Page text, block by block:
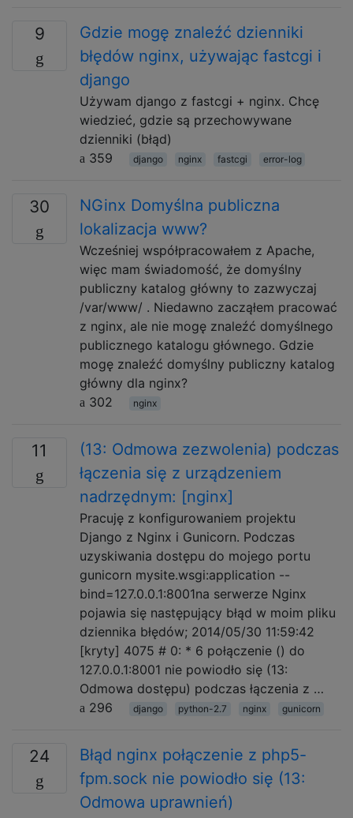
9
Gdzie mogę znaleźć dzienniki
błędów nginx, używając fastcgi i
django
Używam django z fastcgi + nginx. Chcę
wiedzieć, gdzie są przechowywane
dzienniki (błąd)
359
django nginx fastcgi error-log
30
NGinx Domyślna publiczna
lokalizacja www?
Wcześniej współpracowałem z Apache,
więc mam świadomość, że domyślny
publiczny katalog główny to zazwyczaj
/var/www/ . Niedawno zacząłem pracować
z nginx, ale nie mogę znaleźć domyślnego
publicznego katalogu głównego. Gdzie
mogę znaleźć domyślny publiczny katalog
główny dla nginx?
302
nginx
11
(13: Odmowa zezwolenia) podczas
łączenia się z urządzeniem
nadrzędnym: [nginx]
Pracuję z konfigurowaniem projektu
Django z Nginx i Gunicorn. Podczas
uzyskiwania dostępu do mojego portu
gunicorn mysite.wsgi:application --
bind=127.0.0.1:8001na serwerze Nginx
pojawia się następujący błąd w moim pliku
dziennika błędów; 2014/05/30 11:59:42
[kryty] 4075 # 0: * 6 połączenie () do
127.0.0.1:8001 nie powiodło się (13:
Odmowa dostępu) podczas łączenia z …
296
django python-2.7 nginx gunicorn
24
Błąd nginx połączenie z php5-
fpm.sock nie powiodło się (13:
Odmowa uprawnień)